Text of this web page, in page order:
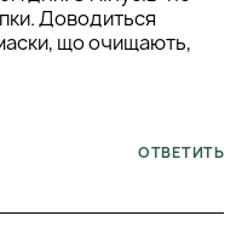
Доводиться
що очищають,
ОТВЕТИТЬ